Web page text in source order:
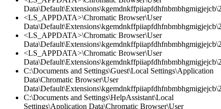
<LS_APPDATA>\Chromatic Browser\User
<LS_APPDATA>\Chromatic Browser\User
<LS_APPDATA>\Chromatic Browser\User
C:\Documents and Settings\Guest\Local Settings\Application
Data\Chromatic Browser\User
C:\Documents and Settings\HelpAssistant\Local
Settings\Application Data\Chromatic Browser\User